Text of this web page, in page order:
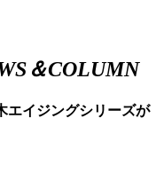
＆COLUMN
イジングシリーズが